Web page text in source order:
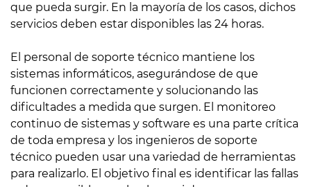
que pueda surgir. En la mayoría de los casos, dichos
servicios deben estar disponibles las 24 horas.
El personal de soporte técnico mantiene los
sistemas informáticos, asegurándose de que
funcionen correctamente y solucionando las
dificultades a medida que surgen. El monitoreo
continuo de sistemas y software es una parte crítica
de toda empresa y los ingenieros de soporte
técnico pueden usar una variedad de herramientas
para realizarlo. El objetivo final es identificar las fallas